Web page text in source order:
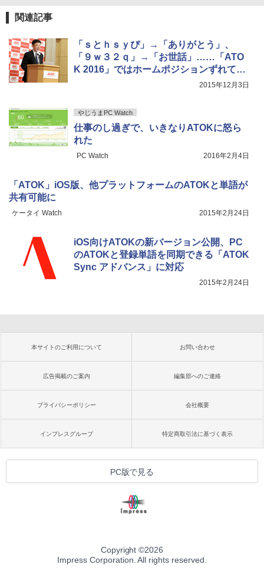
関連記事
「ｓとｈｓｙぴ」→「ありがとう」、
「９ｗ３２ｑ」→「お世話」……「ATO
K 2016」ではホームポジションずれて打
っても変換可能、“入力疲れ”対策も2015年12月3日
やじうまPC Watch
仕事のし過ぎで、いきなりATOKに怒ら
れた
PC Watch 2016年2月4日
「ATOK」iOS版、他プラットフォームのATOKと単語が
共有可能に
ケータイ Watch 2015年2月24日
iOS向けATOKの新バージョン公開、PC
のATOKと登録単語を同期できる「ATOK
Sync アドバンス」に対応
2015年2月24日
本サイトのご利用について お問い合わせ
広告掲載のご案内 編集部へのご連絡
プライバシーポリシー 会社概要
インプレスグループ 特定商取引法に基づく表示
PC版で見る
Copyright ©2026
Impress Corporation. All rights reserved.